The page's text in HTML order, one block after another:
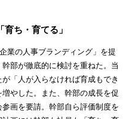
ち・育てる」
業の人事ブランディング」を提
部が徹底的に検討を重ねた。当
「人が入らなければ育成もでき
やした。また、幹部の成長を促
画を要請。幹部自ら評価制度を